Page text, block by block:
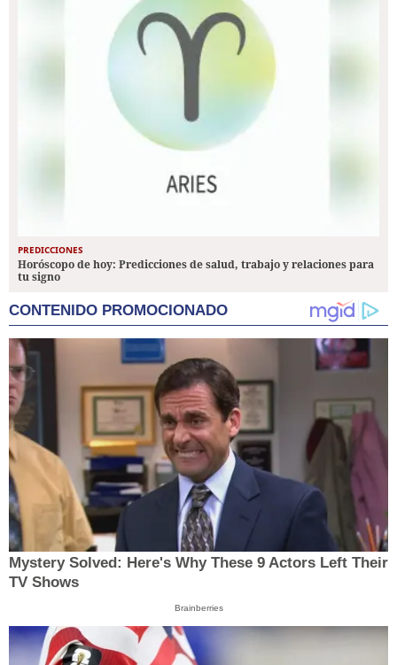
PREDICCIONES
Horóscopo de hoy: Predicciones de salud, trabajo y relaciones para
tu signo
CONTENIDO PROMOCIONADO
Mystery Solved: Here's Why These 9 Actors Left Their
TV Shows
Brainberries